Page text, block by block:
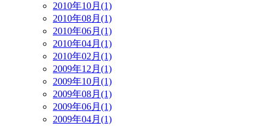
2010年10月(1)
2010年08月(1)
2010年06月(1)
2010年04月(1)
2010年02月(1)
2009年12月(1)
2009年10月(1)
2009年08月(1)
2009年06月(1)
2009年04月(1)